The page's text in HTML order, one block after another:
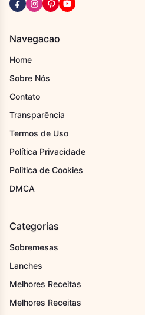
Navegacao
Home
Sobre Nós
Contato
Transparência
Termos de Uso
Política Privacidade
Politica de Cookies
DMCA
Categorias
Sobremesas
Lanches
Melhores Receitas
Melhores Receitas